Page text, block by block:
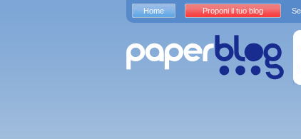
Home Proponi il tuo blog